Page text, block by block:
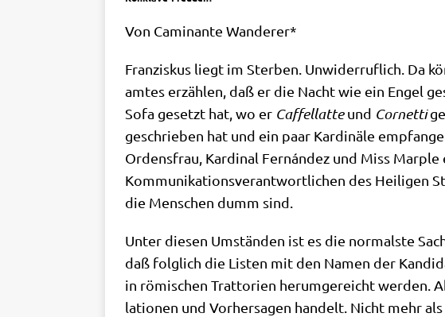
Von Cami­nan­te Wanderer*
Fran­zis­kus liegt im Ster­ben. Unwi­der­ruf­lich. Da
am­tes erzäh­len, daß er die Nacht wie ein Engel
Sofa gesetzt hat, wo er Caf­fel­lat­teund Cor­net­ti
geschrie­ben hat und ein paar Kar­di­nä­le
Ordens­frau, Kar­di­nal Fernán­dez und Miss
Kom­mu­ni­ka­ti­ons­ver­ant­wort­li­chen des Hei­li­gen
die Men­schen dumm sind.
Unter die­sen Umstän­den ist es die nor­mal­ste
daß folg­lich die Listen mit den Namen der
in römi­schen Trat­to­ri­en her­um­ge­reicht wer­den.
la­tio­nen und Vor­her­sa­gen han­delt. Nicht mehr